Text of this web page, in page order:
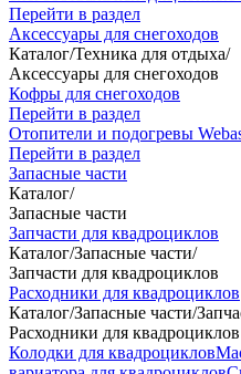
Перейти в раздел
Аксессуары для снегоходов
Каталог/Техника для отдыха/
Аксессуары для снегоходов
Кофры для снегоходов
Перейти в раздел
Отопители и подогревы
Перейти в раздел
Запасные части
Каталог/
Запасные части
Запчасти для квадроциклов
Каталог/Запасные части/
Запчасти для квадроциклов
Расходники для квадроциклов
Каталог/Запасные части/
Расходники для квадроциклов
Колодки для квадроциклов